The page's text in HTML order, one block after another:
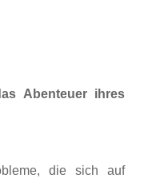
Abenteuer ihres
die sich auf